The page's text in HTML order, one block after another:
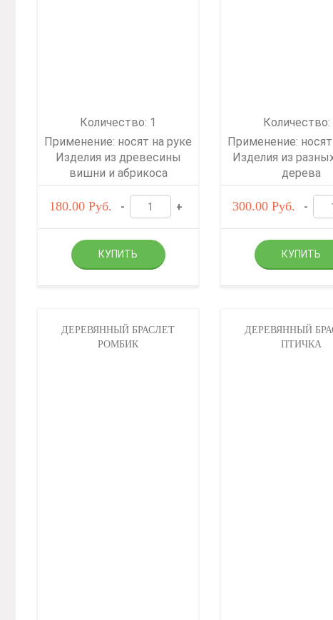
Количество: 1
Применение: носят на руке
Изделия из древесины
вишни и абрикоса
180.00 Руб. - +
Количество:
Применение: носят
Изделия из
дерева
300.00 Руб. -
ДЕРЕВЯННЫЙ БРАСЛЕТ
РОМБИК
ДЕРЕВЯННЫЙ
ПТИЧКА